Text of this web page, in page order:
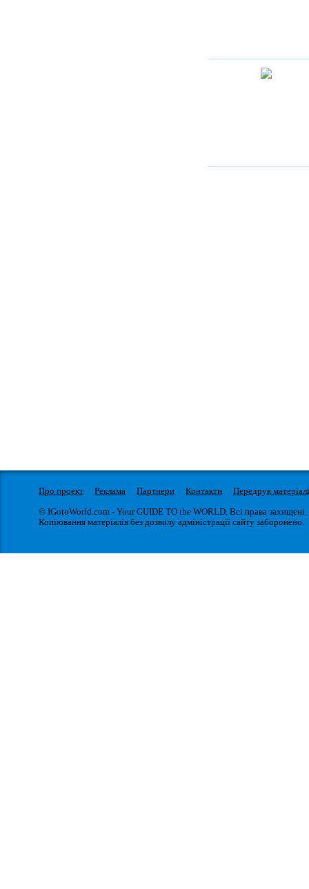
Про проект Реклама Партнери Контакти
Передрук
© IGotoWorld.com - Your GUIDE TO the WORLD. Всі права захищені.
Копіювання матеріалів без дозволу адміністрації сайту заборонено.